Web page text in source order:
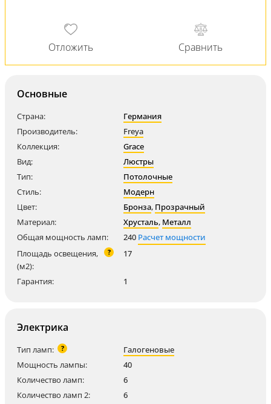
Основные
Страна:
Германия
Производитель:
Freya
Коллекция:
Grace
Вид:
Люстры
Тип:
Потолочные
Стиль:
Модерн
Цвет:
Бронза, Прозрачный
Материал:
Хрусталь, Металл
Общая мощность ламп:
240 Расчет мощности
Площадь освещения,
(м2):
? 17
Гарантия: 1
Электрика
Тип ламп: ?
Галогеновые
Мощность лампы:
40
Количество ламп:
6
Количество ламп 2:
6